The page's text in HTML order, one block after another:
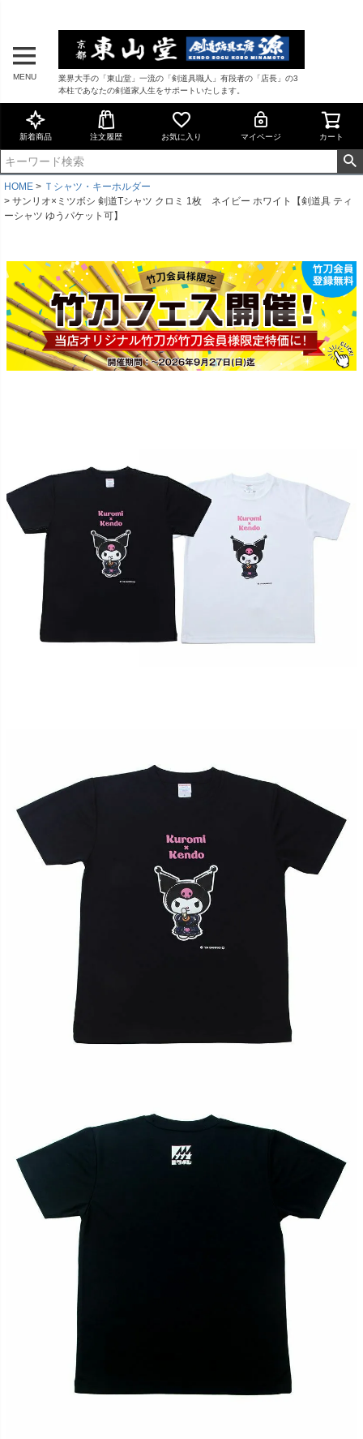
MENU
業界大手の「東山堂」一流の「剣道具職人」有段者の「店長」の3
本柱であなたの剣道家人生をサポートいたします。
新着商品 注文履歴 お気に入り マイページ カート
HOME
Ｔシャツ・キーホルダー
サンリオ×ミツボシ 剣道Tシャツ クロミ 1枚 ネイビー ホワイト【剣道具 ティ
ーシャツ ゆうパケット可】